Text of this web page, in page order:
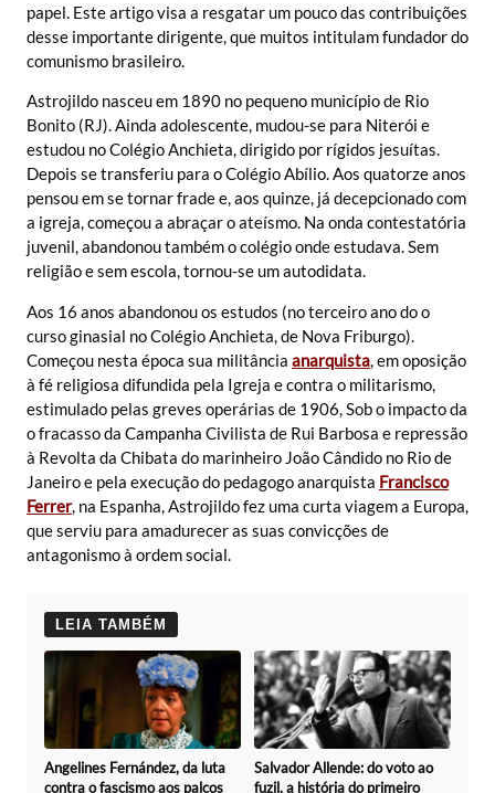
papel. Este artigo visa a resgatar um pouco das contribuições
desse importante dirigente, que muitos intitulam fundador do
comunismo brasileiro.
Astrojildo nasceu em 1890 no pequeno município de Rio
Bonito (RJ). Ainda adolescente, mudou-se para Niterói e
estudou no Colégio Anchieta, dirigido por rígidos jesuítas.
Depois se transferiu para o Colégio Abílio. Aos quatorze anos
pensou em se tornar frade e, aos quinze, já decepcionado com
a igreja, começou a abraçar o ateísmo. Na onda contestatória
juvenil, abandonou também o colégio onde estudava. Sem
religião e sem escola, tornou-se um autodidata.
Aos 16 anos abandonou os estudos (no terceiro ano do o
curso ginasial no Colégio Anchieta, de Nova Friburgo).
Começou nesta época sua militância anarquista, em oposição
à fé religiosa difundida pela Igreja e contra o militarismo,
estimulado pelas greves operárias de 1906, Sob o impacto da
o fracasso da Campanha Civilista de Rui Barbosa e repressão
à Revolta da Chibata do marinheiro João Cândido no Rio de
Janeiro e pela execução do pedagogo anarquista Francisco
Ferrer, na Espanha, Astrojildo fez uma curta viagem a Europa,
que serviu para amadurecer as suas convicções de
antagonismo à ordem social.
LEIA TAMBÉM
Angelines Fernández, da luta
contra o fascismo aos palcos
Salvador Allende: do voto ao
fuzil, a história do primeiro